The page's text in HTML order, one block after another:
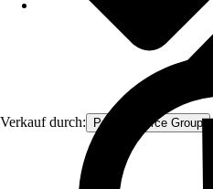
Verkauf durch: Procommerce Group